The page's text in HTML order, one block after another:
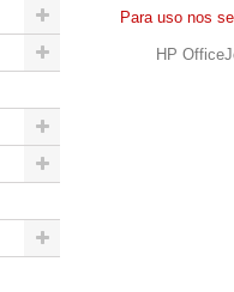
Para uso nos
HP